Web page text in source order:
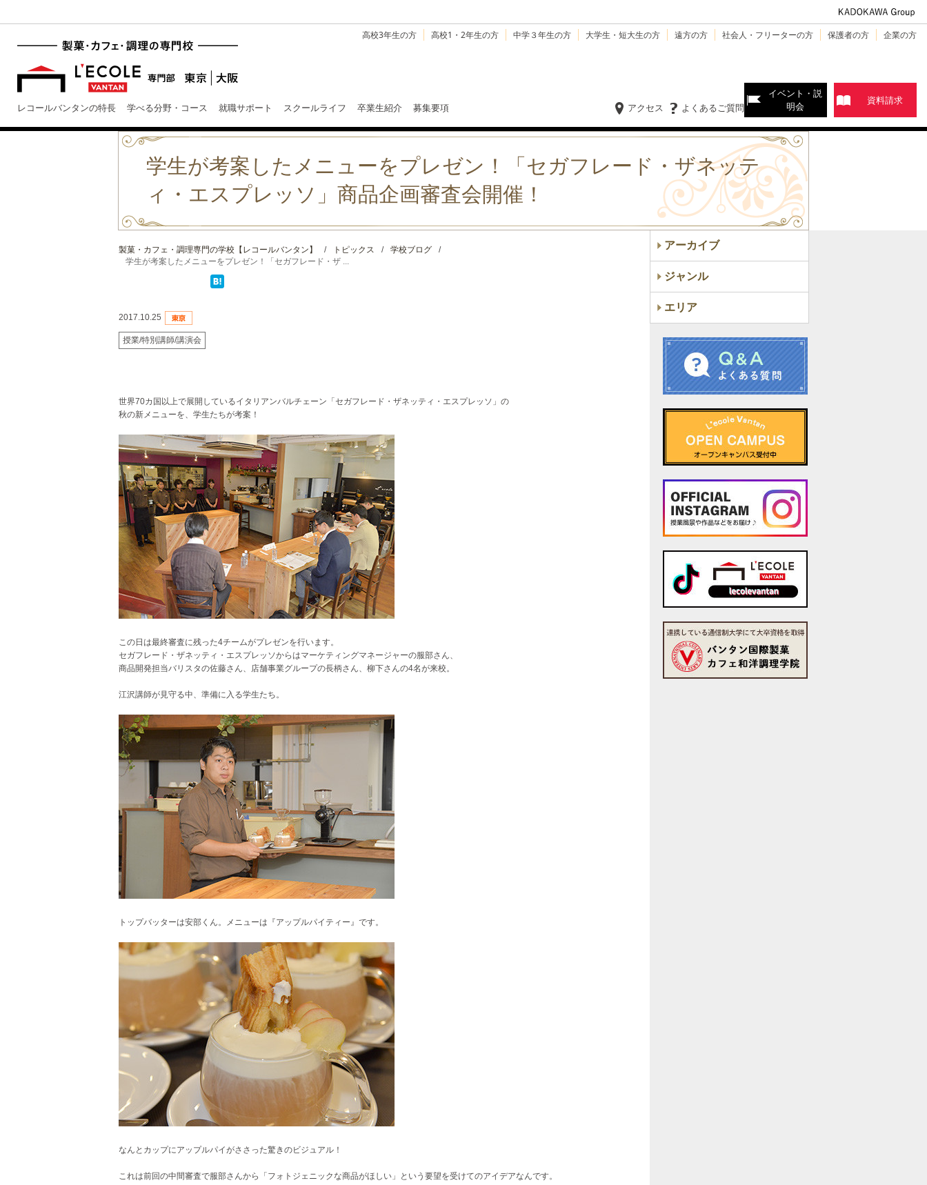
高校3年生の方 高校1・2年生の方 中学３年生の方 大学生・短大生の方 遠方の方 社会人・フリーターの方 保護者の方 企業の方
レコールバンタンの特長 学べる分野・コース 就職サポート スクールライフ 卒業生紹介 募集要項 よくあるご質問
アクセス
イベント・説
明会
資料請求
学生が考案したメニューをプレゼン！「セガフレード・ザネッテ
ィ・エスプレッソ」商品企画審査会開催！
製菓・カフェ・調理専門の学校【レコールバンタン】 / トピックス / 学校ブログ
/
学生が考案したメニューをプレゼン！「セガフレード・ザ ...
2017.10.25
授業/特別講師/講演会
世界70カ国以上で展開しているイタリアンバルチェーン「セガフレード・ザネッティ・エスプレッソ」の
秋の新メニューを、学生たちが考案！
この日は最終審査に残った4チームがプレゼンを行います。
セガフレード・ザネッティ・エスプレッソからはマーケティングマネージャーの服部さん、
商品開発担当バリスタの佐藤さん、店舗事業グループの長柄さん、柳下さんの4名が来校。
江沢講師が見守る中、準備に入る学生たち。
トップバッターは安部くん。メニューは『アップルパイティー』です。
なんとカップにアップルパイがささった驚きのビジュアル！
これは前回の中間審査で服部さんから「フォトジェニックな商品がほしい」という要望を受けてのアイデアなんです。
アーカイブ
ジャンル
エリア